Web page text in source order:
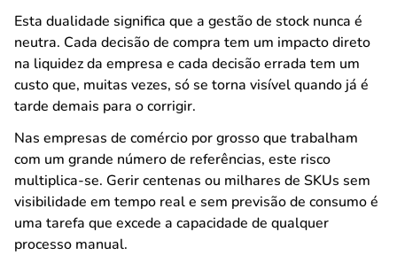
Esta dualidade significa que a gestão de stock nunca é
neutra. Cada decisão de compra tem um impacto direto
na liquidez da empresa e cada decisão errada tem um
custo que, muitas vezes, só se torna visível quando já é
tarde demais para o corrigir.
Nas empresas de comércio por grosso que trabalham
com um grande número de referências, este risco
multiplica-se. Gerir centenas ou milhares de SKUs sem
visibilidade em tempo real e sem previsão de consumo é
uma tarefa que excede a capacidade de qualquer
processo manual.